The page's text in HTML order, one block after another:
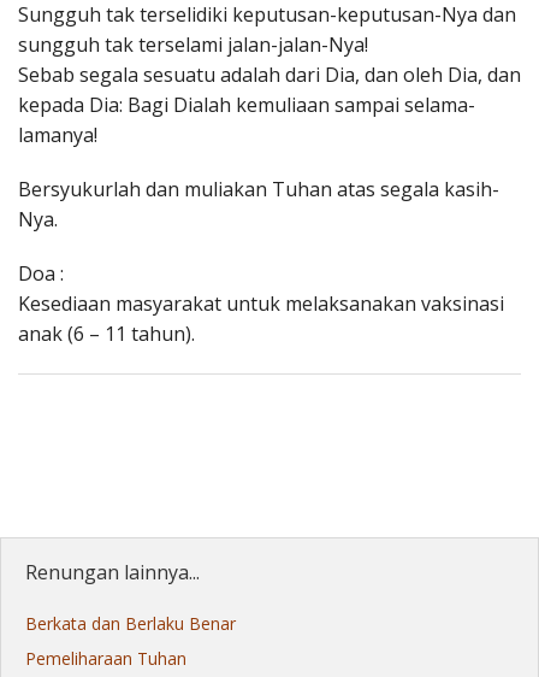
Sungguh tak terselidiki keputusan-keputusan-Nya dan
sungguh tak terselami jalan-jalan-Nya!
Sebab segala sesuatu adalah dari Dia, dan oleh Dia, dan
kepada Dia: Bagi Dialah kemuliaan sampai selama-
lamanya!
Bersyukurlah dan muliakan Tuhan atas segala kasih-
Nya.
Doa :
Kesediaan masyarakat untuk melaksanakan vaksinasi
anak (6 – 11 tahun).
Renungan lainnya...
Berkata dan Berlaku Benar
Pemeliharaan Tuhan